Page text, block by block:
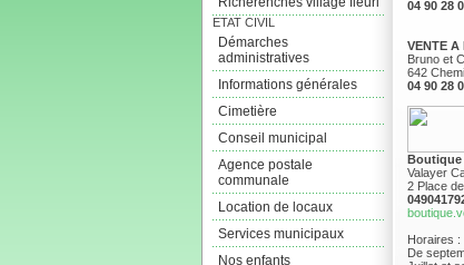
ETAT CIVIL
Démarches
administratives
Informations générales
Cimetière
Conseil municipal
Agence postale
communale
Location de locaux
Services municipaux
Nos enfants
04 90 28
VENTE A
Bruno et
642
04 90 28
Boutique
Valayer
2 Place
Horaires :
De